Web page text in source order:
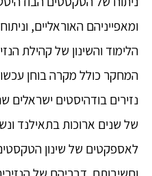
ומאפייניהם האוראליים,
הלימוד והשינון של קהילת
המחקר כולל מקרה בוחן
נזירים בודהיסטים ישראלים
של שנים ארוכות בתאילנד
לאספקטים של שינון